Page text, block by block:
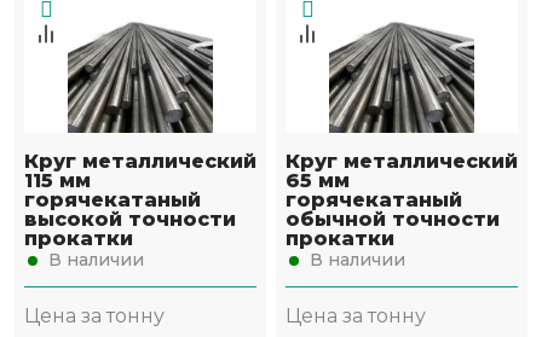
Круг металлический
115 мм
горячекатаный
высокой точности
прокатки
В наличии
Цена за тонну
Круг металлический
65 мм
горячекатаный
обычной точности
прокатки
В наличии
Цена за тонну